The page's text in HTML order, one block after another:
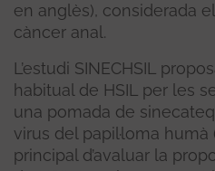
en anglès), considerada
càncer anal.
L’estudi SINECHSIL
habitual de HSIL per les
una pomada de
virus del papil·loma humà
principal d’avaluar la